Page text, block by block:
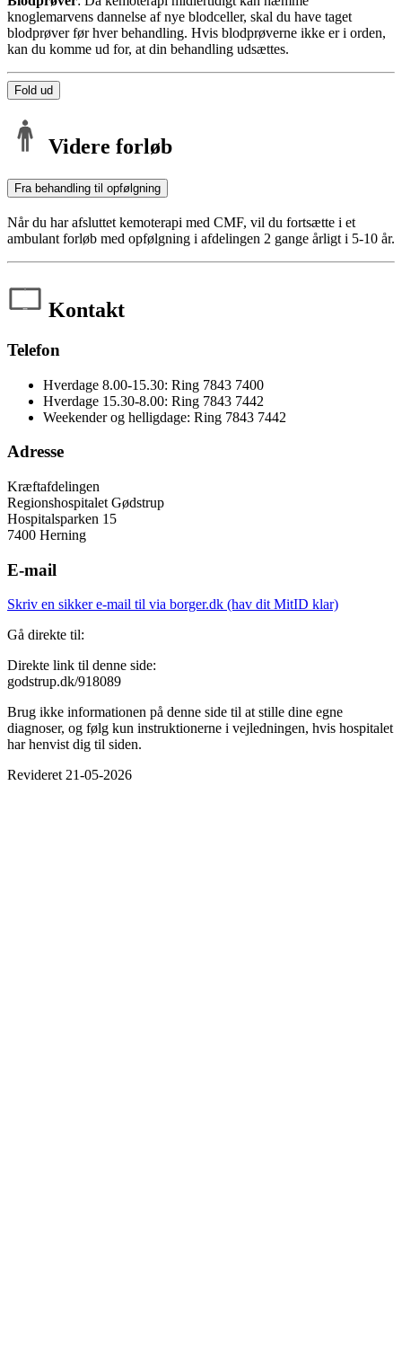
knoglemarvens dannelse af nye blodceller, skal du have taget
blodprøver før hver behandling. Hvis blodprøverne ikke er i orden,
kan du komme ud for, at din behandling udsættes.
Fold ud
Videre forløb
Fra behandling til opfølgning
Når du har afsluttet kemoterapi med CMF, vil du fortsætte i et
ambulant forløb med opfølgning i afdelingen 2 gange årligt i 5-10 år.
Kontakt
Telefon
Hverdage 8.00-15.30: Ring 7843 7400
Hverdage 15.30-8.00: Ring 7843 7442
Weekender og helligdage: Ring 7843 7442
Adresse
Kræftafdelingen
Regionshospitalet Gødstrup
Hospitalsparken 15
7400 Herning
E-mail
Skriv en sikker e-mail til via borger.dk (hav dit MitID klar)
Gå direkte til:
Direkte link til denne side:
godstrup.dk/918089
Brug ikke informationen på denne side til at stille dine egne
diagnoser, og følg kun instruktionerne i vejledningen, hvis hospitalet
har henvist dig til siden.
Revideret 21-05-2026